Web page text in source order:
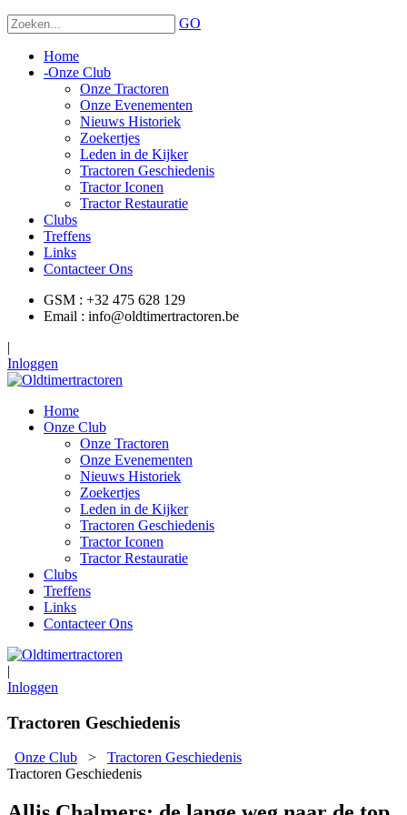
GO
Home
-Onze Club
Onze Tractoren
Onze Evenementen
Nieuws Historiek
Zoekertjes
Leden in de Kijker
Tractoren Geschiedenis
Tractor Iconen
Tractor Restauratie
Clubs
Treffens
Links
Contacteer Ons
GSM : +32 475 628 129
Email : info@oldtimertractoren.be
|
Inloggen
Home
Onze Club
Onze Tractoren
Onze Evenementen
Nieuws Historiek
Zoekertjes
Leden in de Kijker
Tractoren Geschiedenis
Tractor Iconen
Tractor Restauratie
Clubs
Treffens
Links
Contacteer Ons
|
Inloggen
Tractoren Geschiedenis
Onze Club > Tractoren Geschiedenis
Tractoren Geschiedenis